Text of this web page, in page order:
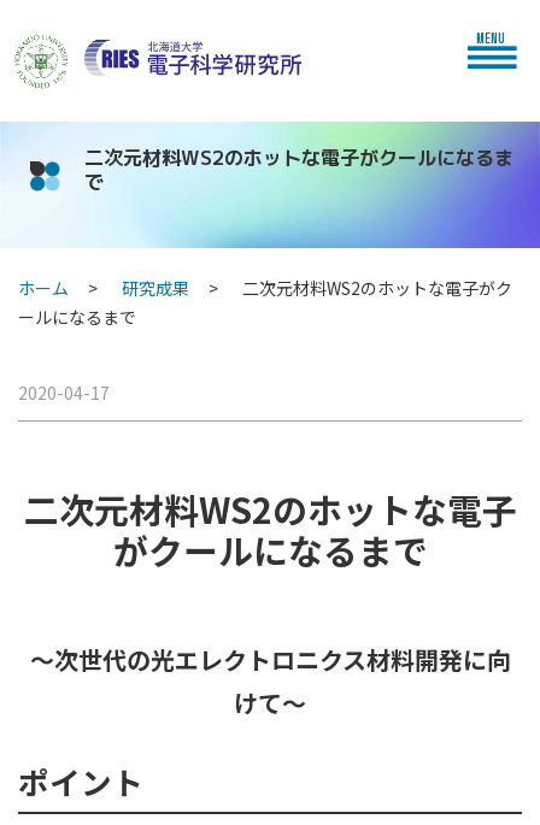
MENU
二次元材料WS2のホットな電子がクールになるま
で
ホーム 研究成果
二次元材料WS2のホットな電子がク
ールになるまで
2020-04-17
二次元材料WS2のホットな電子
がクールになるまで
～次世代の光エレクトロニクス材料開発に向
けて～
ポイント